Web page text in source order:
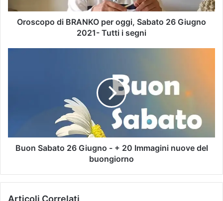
Oroscopo di BRANKO per oggi, Sabato 26 Giugno
2021- Tutti i segni
Buon Sabato 26 Giugno - + 20 Immagini nuove del
buongiorno
Articoli Correlati